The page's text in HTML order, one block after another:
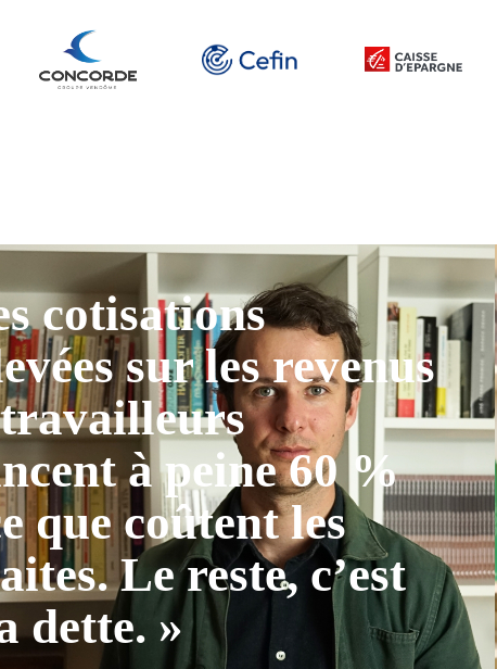
cotisations
sur les revenus
à peine 60 %
que coûtent les
Le reste, c’est
dette. »